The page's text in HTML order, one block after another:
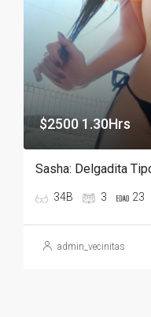
$2500 1.30Hrs
34B 3 23
admin_vecinitas